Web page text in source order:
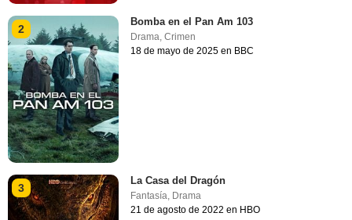
2
Bomba en el Pan Am 103
Drama,Crimen
18 de mayo de 2025 en BBC
3
La Casa del Dragón
Fantasía, Drama
21 de agosto de 2022 en HBO